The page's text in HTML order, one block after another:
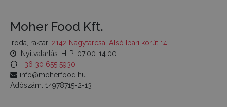
Moher Food Kft.
Iroda, raktár: 2142 Nagytarcsa, Alsó Ipari körút 14.
Nyitvatartás: H-P: 07:00-14:00
+36 30 655 5930
info@moherfood.hu
Adószám: 14978715-2-13